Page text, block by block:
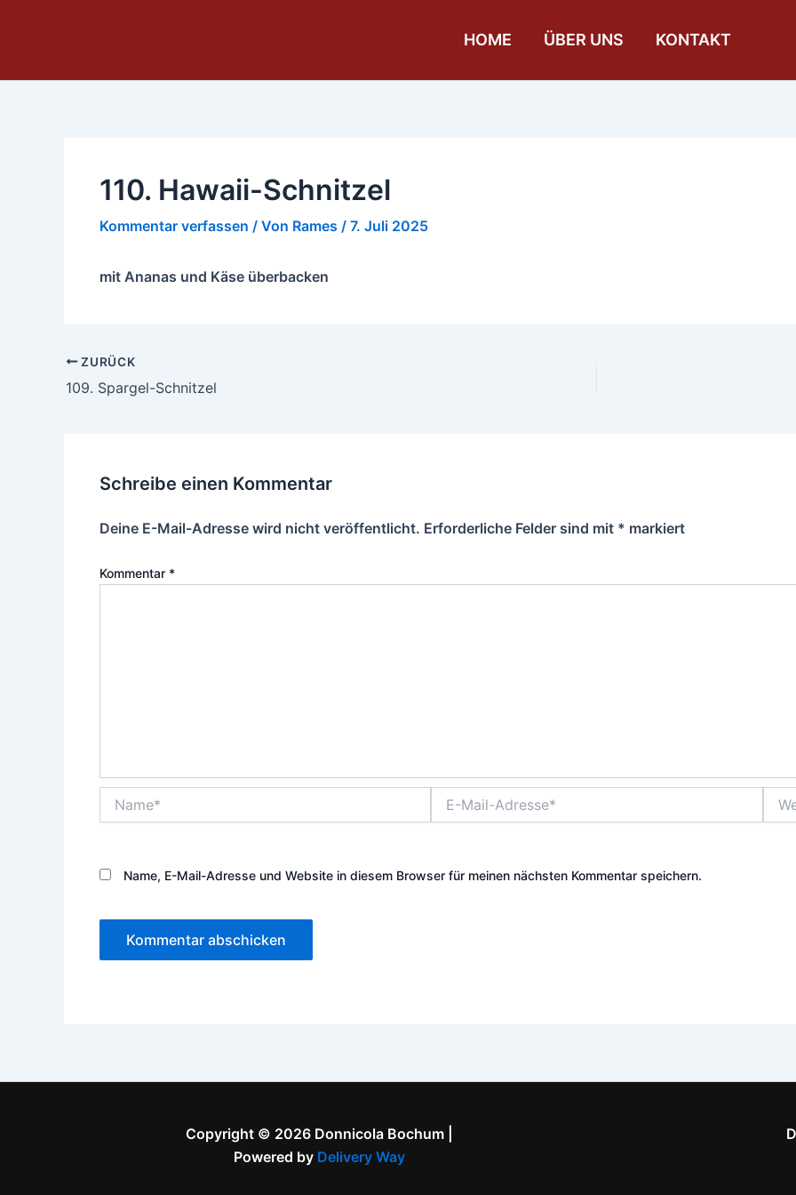
HOME ÜBER UNS KONTAKT
110. Hawaii-Schnitzel
Kommentar verfassen / Von Rames / 7. Juli 2025
mit Ananas und Käse überbacken
ZURÜCK
109. Spargel-Schnitzel
Schreibe einen Kommentar
Deine E-Mail-Adresse wird nicht veröffentlicht. Erforderliche Felder sind mit * markiert
Kommentar *
Mail-
Name, E-Mail-Adresse und Website in diesem Browser für meinen nächsten Kommentar speichern.
Copyright © 2026 Donnicola Bochum |
Powered by Delivery Way